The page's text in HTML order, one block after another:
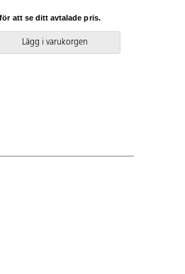
att se ditt avtalade pris.
Lägg i varukorgen